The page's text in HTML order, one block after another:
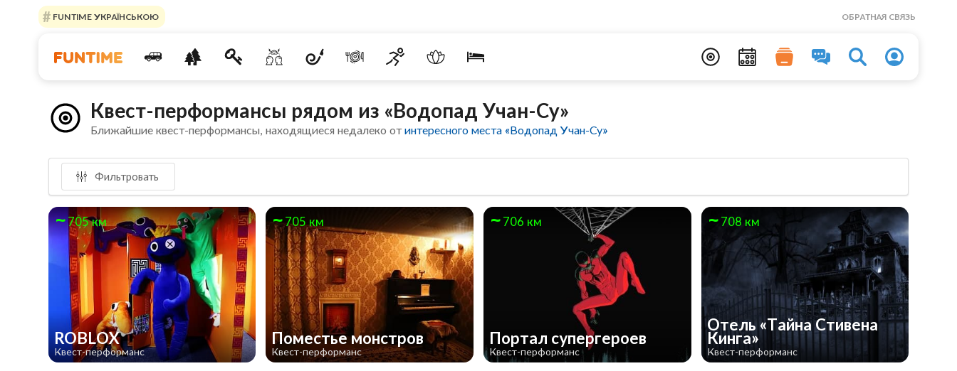
FUNTIME УКРАЇНСЬКОЮ ОБРАТНАЯ СВЯЗЬ
Квест-перформансы рядом из «Водопад Учан-Су»
Ближайшие квест-перформансы, находящиеся недалеко отинтересного места «Водопад Учан-Су»
Фильтровать
705 км
ROBLOX
Квест-перформанс
705 км
Поместье монстров
Квест-перформанс
706 км
Портал супергероев
Квест-перформанс
708 км
Отель «Тайна Стивена
Кинга»
Квест-перформанс